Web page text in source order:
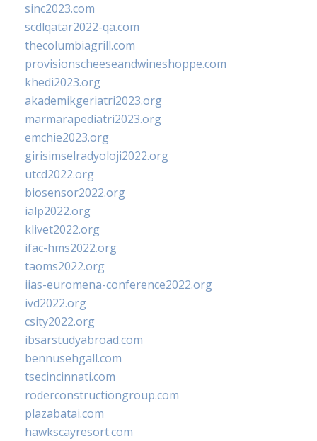
sinc2023.com
scdlqatar2022-qa.com
thecolumbiagrill.com
provisionscheeseandwineshoppe.com
khedi2023.org
akademikgeriatri2023.org
marmarapediatri2023.org
emchie2023.org
girisimselradyoloji2022.org
utcd2022.org
biosensor2022.org
ialp2022.org
klivet2022.org
ifac-hms2022.org
taoms2022.org
iias-euromena-conference2022.org
ivd2022.org
csity2022.org
ibsarstudyabroad.com
bennusehgall.com
tsecincinnati.com
roderconstructiongroup.com
plazabatai.com
hawkscayresort.com